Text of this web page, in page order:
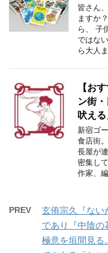
皆さん
ますか
ら、 子
ではな
ら大人
【お
ン街
吠える
新宿ゴ
食店街
長屋が
密集し
作家、
PREV
玄侑宗久『ない
であり『中陰の
極意を垣間見る